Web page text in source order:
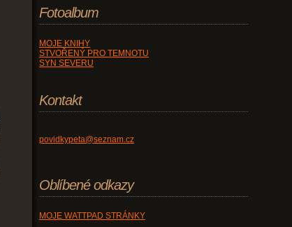
Fotoalbum
MOJE KNIHY
STVOŘENÝ PRO TEMNOTU
SYN SEVERU
Kontakt
povidkypeta@seznam.cz
Oblíbené odkazy
MOJE WATTPAD STRÁNKY